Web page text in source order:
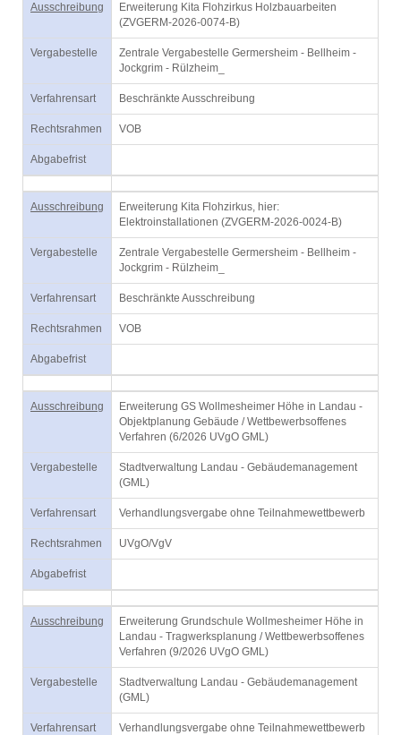
Ausschreibung
Erweiterung Kita Flohzirkus Holzbauarbeiten
(ZVGERM-2026-0074-B)
Vergabestelle
Zentrale Vergabestelle Germersheim - Bellheim -
Jockgrim - Rülzheim_
Verfahrensart Beschränkte Ausschreibung
Rechtsrahmen VOB
Abgabefrist
Ausschreibung
Erweiterung Kita Flohzirkus, hier:
Elektroinstallationen (ZVGERM-2026-0024-B)
Vergabestelle
Zentrale Vergabestelle Germersheim - Bellheim -
Jockgrim - Rülzheim_
Verfahrensart Beschränkte Ausschreibung
Rechtsrahmen VOB
Abgabefrist
Ausschreibung
Erweiterung GS Wollmesheimer Höhe in Landau -
Objektplanung Gebäude / Wettbewerbsoffenes
Verfahren (6/2026 UVgO GML)
Vergabestelle
Stadtverwaltung Landau - Gebäudemanagement
(GML)
Verfahrensart Verhandlungsvergabe ohne Teilnahmewettbewerb
Rechtsrahmen UVgO/VgV
Abgabefrist
Ausschreibung
Erweiterung Grundschule Wollmesheimer Höhe in
Landau - Tragwerksplanung / Wettbewerbsoffenes
Verfahren (9/2026 UVgO GML)
Vergabestelle
Stadtverwaltung Landau - Gebäudemanagement
(GML)
Verfahrensart Verhandlungsvergabe ohne Teilnahmewettbewerb